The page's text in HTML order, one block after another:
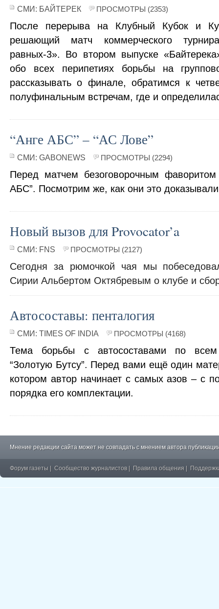
СМИ: БАЙТЕРЕК ПРОСМОТРЫ (2353)
После перерыва на Клубный Кубок и
решающий матч коммерческого
равных-3». Во втором выпуске
обо всех перипетиях борьбы на
рассказывать о финале, обратимся к
полуфинальным встречам, где и
“Анге АБС” – “АС Лове”
СМИ: GABONEWS ПРОСМОТРЫ (2294)
Перед матчем безоговорочным фаворитом
АБС”. Посмотрим же, как они это
Новый вызов для Provocator’a
СМИ: FNS ПРОСМОТРЫ (2127)
Сегодня за рюмочкой чая мы
Сирии Альбертом Октябревым о клубе и
Автосоставы: пенталогия
СМИ: TIMES OF INDIA ПРОСМОТРЫ (4168)
Тема борьбы с автосоставами по всем
“Золотую Бутсу”. Перед вами ещё один
котором автор начинает с самых азов – с
порядка его комплектации.
Мнение редакции сайта может не совпадать с мнением автора
Форум газеты Сообщество журналистов Правила общения
�